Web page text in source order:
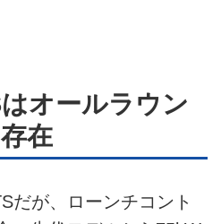
オールラウン
在
だが、ローンチコント